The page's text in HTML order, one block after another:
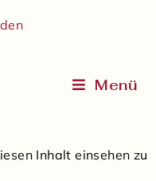
Menü
Inhalt einsehen zu